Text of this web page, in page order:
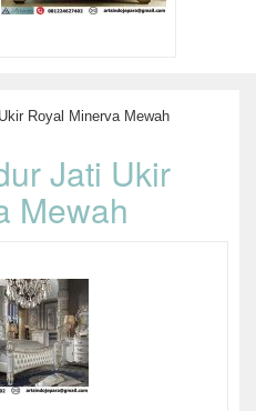
Royal Minerva Mewah
Jati Ukir
Mewah